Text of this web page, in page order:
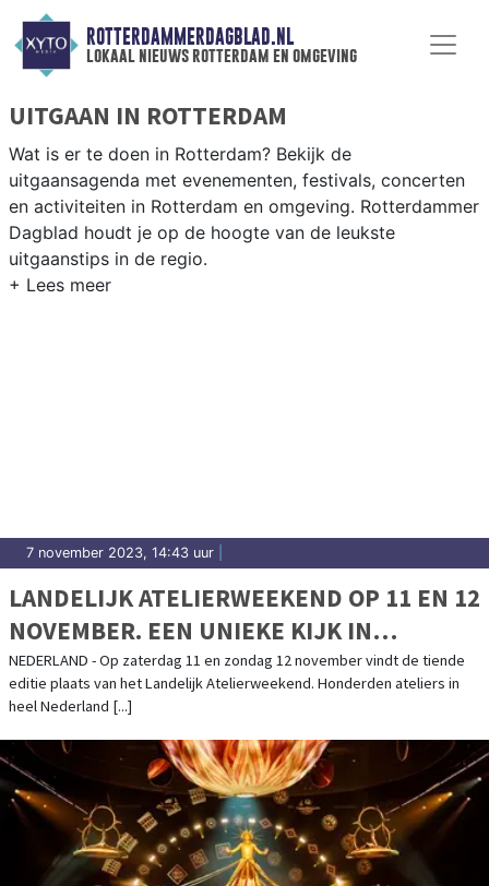
ROTTERDAMMERDAGBLAD.NL
lokaal nieuws rotterdam en omgeving
UITGAAN IN ROTTERDAM
Wat is er te doen in Rotterdam? Bekijk de
uitgaansagenda met evenementen, festivals, concerten
en activiteiten in Rotterdam en omgeving. Rotterdammer
Dagblad houdt je op de hoogte van de leukste
uitgaanstips in de regio.
7 november 2023, 14:43 uur
LANDELIJK ATELIERWEEKEND OP 11 EN 12
NOVEMBER. EEN UNIEKE KIJK IN
HONDERDEN ATELIERS DOOR HET HELE
LAND
NEDERLAND - Op zaterdag 11 en zondag 12 november vindt de tiende
editie plaats van het Landelijk Atelierweekend. Honderden ateliers in
heel Nederland [...]